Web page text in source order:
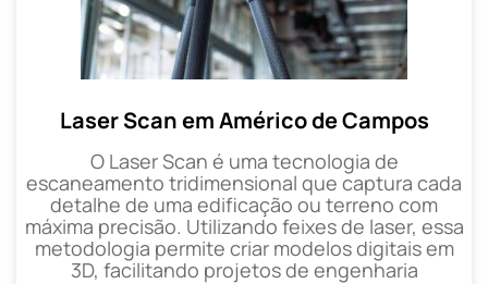
Laser Scan em Américo de Campos
O Laser Scan é uma tecnologia de
escaneamento tridimensional que captura cada
detalhe de uma edificação ou terreno com
máxima precisão. Utilizando feixes de laser, essa
metodologia permite criar modelos digitais em
3D, facilitando projetos de engenharia